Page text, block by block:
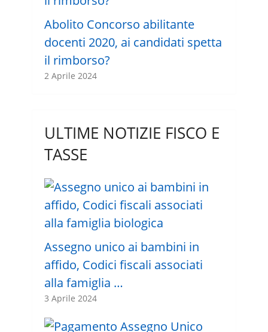
Abolito Concorso abilitante
docenti 2020, ai candidati spetta
il rimborso?
2 Aprile 2024
ULTIME NOTIZIE FISCO E
TASSE
Assegno unico ai bambini in
affido, Codici fiscali associati
alla famiglia …
3 Aprile 2024